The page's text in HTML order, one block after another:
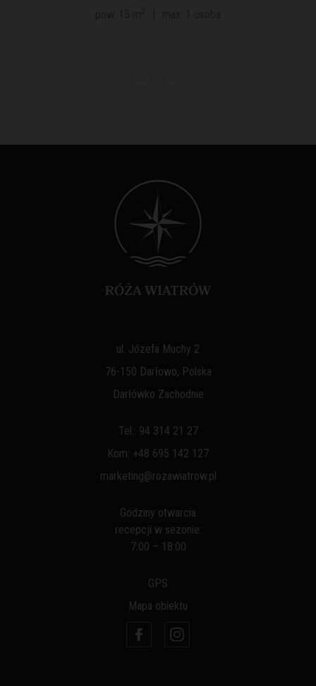
ul. Józefa Muchy 2
76-150 Darłowo, Polska
Darłówko Zachodnie
Tel.: 94 314 21 27
Kom: +48 695 142 127
marketing@rozawiatrow.pl
Godziny otwarcia
recepcji w sezonie:
7:00 – 18:00
GPS
Mapa obiektu